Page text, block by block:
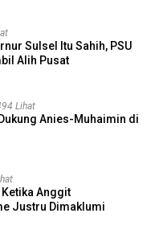
Sulsel Itu Sahih, PSU
Alih Pusat
Lihat
Anies-Muhaimin di
Ketika Anggit
Justru Dimaklumi